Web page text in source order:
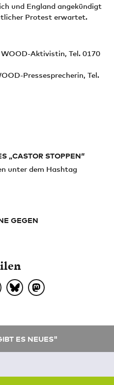
und England angekündigt
Protest erwartet.
Aktivistin, Tel. 0170
Pressesprecherin, Tel.
„CASTOR STOPPEN“
unter dem Hashtag
GEGEN
ES NEUES"